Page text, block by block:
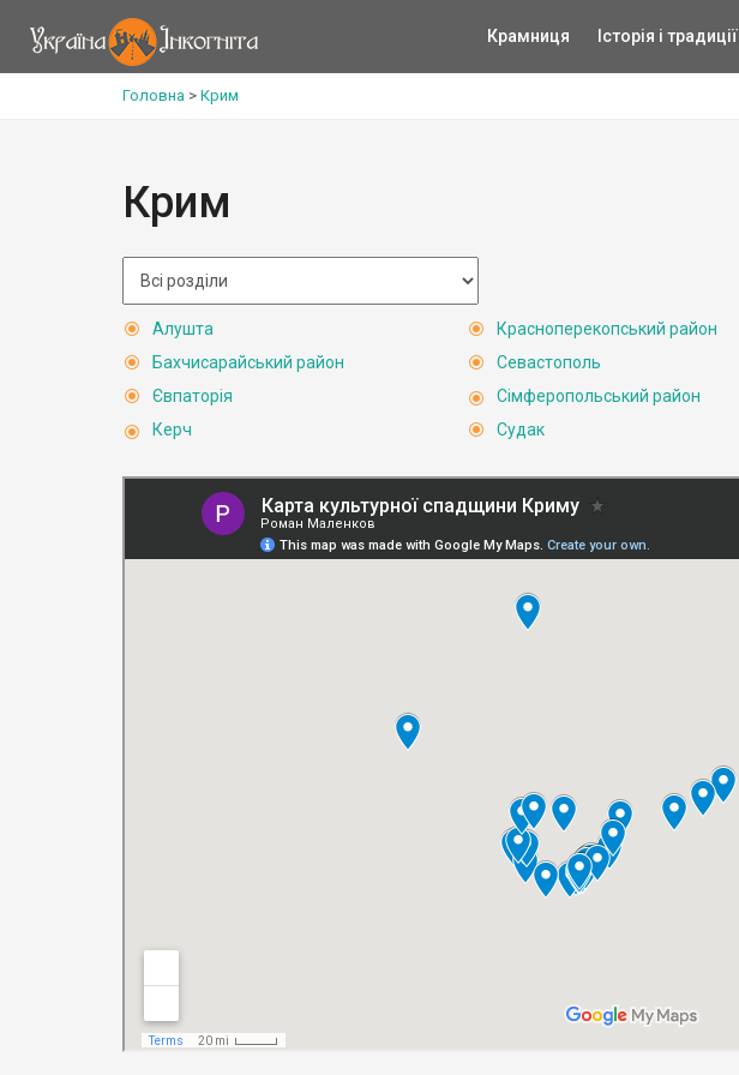
Крамниця Історія і традиції
Головна > Крим
Крим
Алушта
Бахчисарайський район
Євпаторія
Керч
Красноперекопський район
Севастополь
Сімферопольський район
Судак